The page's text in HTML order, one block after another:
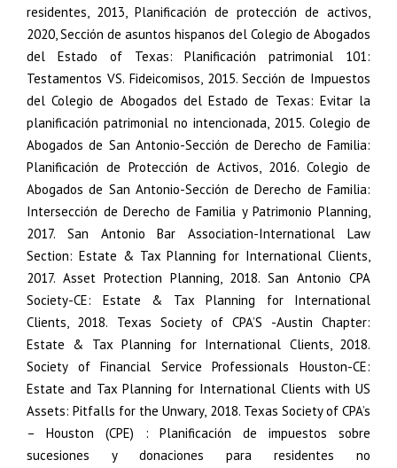
residentes, 2013, Planificación de protección de activos,
2020, Sección de asuntos hispanos del Colegio de Abogados
del Estado of Texas: Planificación patrimonial 101:
Testamentos VS. Fideicomisos, 2015. Sección de Impuestos
del Colegio de Abogados del Estado de Texas: Evitar la
planificación patrimonial no intencionada, 2015. Colegio de
Abogados de San Antonio-Sección de Derecho de Familia:
Planificación de Protección de Activos, 2016. Colegio de
Abogados de San Antonio-Sección de Derecho de Familia:
Intersección de Derecho de Familia y Patrimonio Planning,
2017. San Antonio Bar Association-International Law
Section: Estate & Tax Planning for International Clients,
2017. Asset Protection Planning, 2018. San Antonio CPA
Society-CE: Estate & Tax Planning for International
Clients, 2018. Texas Society of CPA’S -Austin Chapter:
Estate & Tax Planning for International Clients, 2018.
Society of Financial Service Professionals Houston-CE:
Estate and Tax Planning for International Clients with US
Assets: Pitfalls for the Unwary, 2018. Texas Society of CPA’s
– Houston (CPE) : Planificación de impuestos sobre
sucesiones y donaciones para residentes no